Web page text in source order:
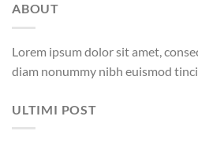
ABOUT
Lorem ipsum dolor sit amet,
diam nonummy nibh euismod
ULTIMI POST